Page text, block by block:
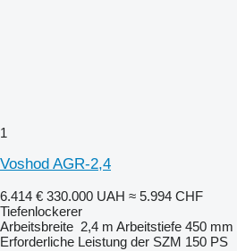
1
Voshod AGR-2,4
6.414 € 330.000 UAH ≈ 5.994 CHF
Tiefenlockerer
Arbeitsbreite 2,4 m Arbeitstiefe 450 mm
Erforderliche Leistung der SZM 150 PS